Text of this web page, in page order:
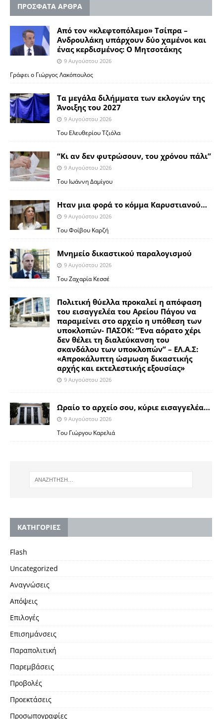
ΠΡΟΣΦΑΤΑ ΑΡΘΡΑ
Από τον «κλεφτοπόλεμο» Τσίπρα –
Ανδρουλάκη υπάρχουν δύο χαμένοι και
ένας κερδισμένος: Ο Μητσοτάκης
9 Αυγούστου 2026
Γράφει ο Γιώργος Λακόπουλος
Τα μεγάλα διλήμματα των εκλογών της
Άνοιξης του 2027
9 Αυγούστου 2026
Του Ελευθερίου Τζιόλα
“Κι αν δεν φυτρώσουν, του χρόνου πάλι”
9 Αυγούστου 2026
Toυ Ιωάννη Δαμίγου
Ηταν μια φορά το κόμμα Καρυστιανού…
9 Αυγούστου 2026
Του Φοίβου Καρζή
Μνημείο δικαστικού παραλογισμού
9 Αυγούστου 2026
Του Ζαχαρία Κεσσέ
Πολιτική θύελλα προκαλεί η απόφαση
του εισαγγελέα του Αρείου Πάγου να
παραμείνει στο αρχείο η υπόθεση των
υποκλοπών- ΠΑΣΟΚ: “Ένα αόρατο χέρι
δεν θέλει τη διαλεύκανση του
σκανδάλου των υποκλοπών” – ΕΛ.Α.Σ:
«Απροκάλυπτη ώσμωση δικαστικής
αρχής και εκτελεστικής εξουσίας»
9 Αυγούστου 2026
Ωραίο το αρχείο σου, κύριε εισαγγελέα…
9 Αυγούστου 2026
Του Γιώργου Καρελιά
KΑΤΗΓΟΡΙΕΣ
Flash
Uncategorized
Αναγνώσεις
Απόψεις
Επιλογές
Επισημάνσεις
Παραπολιτική
Παρεμβάσεις
Προβολές
Προεκτάσεις
Προσωπογραφίες